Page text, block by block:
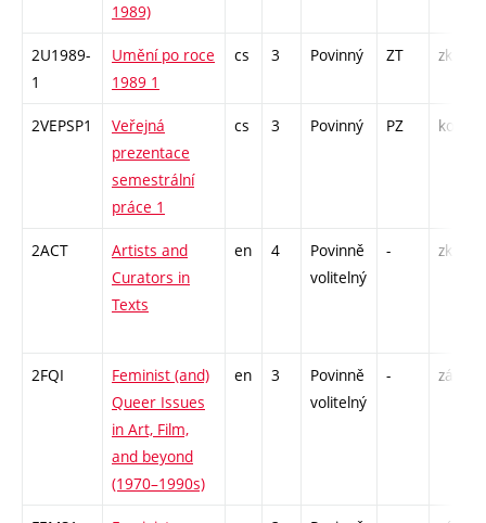
1989)
2U1989-
1
Umění po roce
1989 1
cs 3 Povinný ZT zk
2VEPSP1
Veřejná
prezentace
semestrální
práce 1
cs 3 Povinný PZ kol
2ACT
Artists and
Curators in
Texts
en 4
Povinně
volitelný
- zk
2FQI
Feminist (and)
Queer Issues
in Art, Film,
and beyond
(1970–1990s)
en 3
Povinně
volitelný
- zá